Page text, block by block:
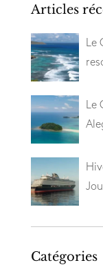
Articles
Catégories